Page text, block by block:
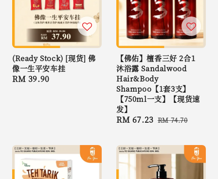
(Ready Stock) [现货] 佛
像一生平安车挂
Regular
RM 39.90
【佛佑】檀香三好 2合1
沐浴露 Sandalwood
Hair&Body
Shampoo【1套3支】
【750ml一支】【现货速
发】
Sale
RM 67.23 Regular
RM 74.70